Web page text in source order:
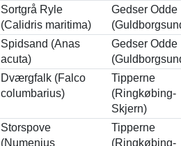
Sortgrå Ryle
(Calidris maritima)
Gedser Odde
Spidsand (Anas
acuta)
Gedser Odde
Dværgfalk (Falco
columbarius)
Tipperne
(Ringkøbing-
Skjern)
Storspove
(Numenius
Tipperne
(Ringkøbing-